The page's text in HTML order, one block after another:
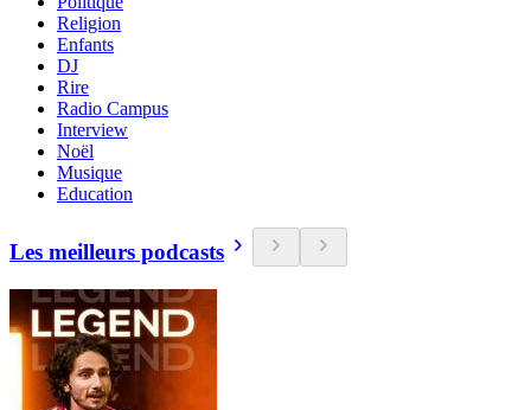
Religion
Enfants
DJ
Rire
Radio Campus
Interview
Noël
Musique
Education
Les meilleurs podcasts